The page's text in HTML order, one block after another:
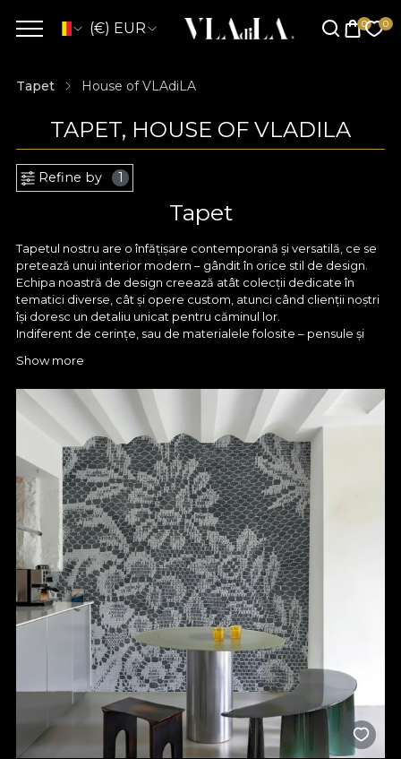
(€) EUR
Tapet House of VLAdiLA
TAPET, HOUSE OF VLADILA
Refine by 1
Tapet
Tapetul nostru are o înfățișare contemporană și versatilă, ce se
pretează unui interior modern – gândit în orice stil de design.
Echipa noastră de design creează atât colecții dedicate în
tematici diverse, cât și opere custom, atunci când clienții noștri
își doresc un detaliu unicat pentru căminul lor.
Indiferent de cerințe, sau de materialele folosite – pensule și
conturat de designerii VLAdiLA pornește în primul rând cu un
atenție la detalii, mult drag și răbdare, alimentat de satisfacția și
fericirea celor ce ne aleg sa le colorăm un “acasă” al visurilor lor.
Show more